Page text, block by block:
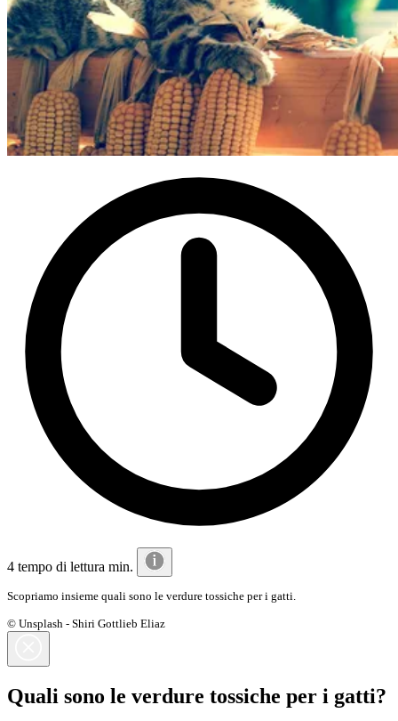
4 tempo di lettura min.
Scopriamo insieme quali sono le verdure tossiche per i gatti.
© Unsplash - Shiri Gottlieb Eliaz
Quali sono le verdure tossiche per i gatti?